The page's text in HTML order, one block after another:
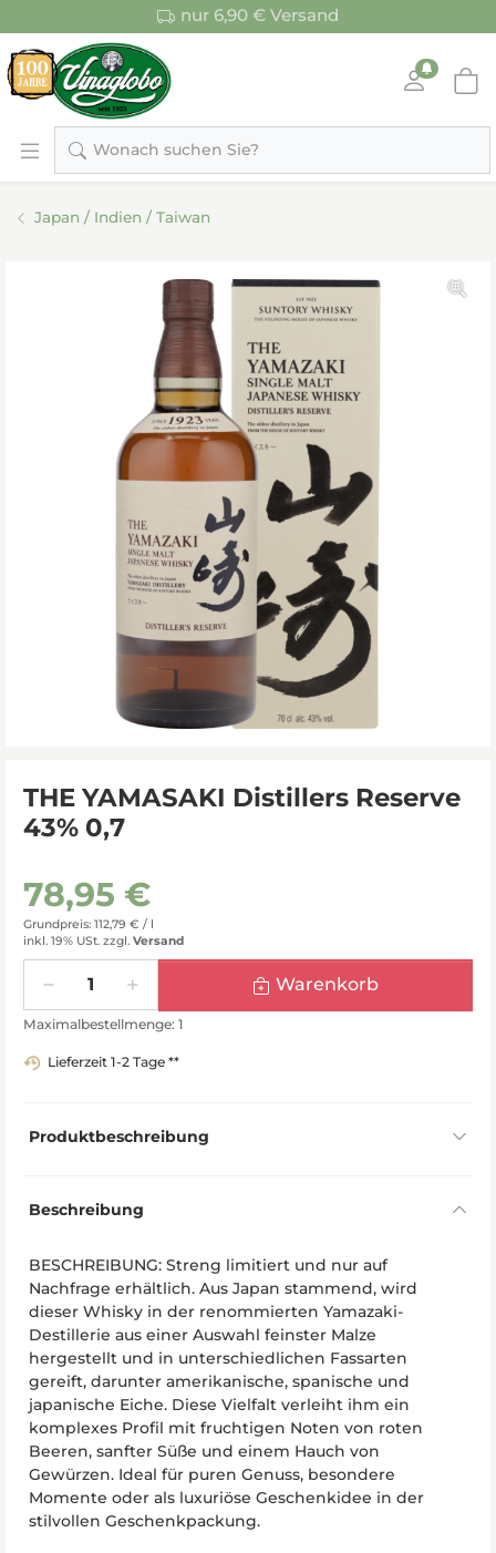
nur 6,90 € Versand
Wonach suchen Sie?
Japan / Indien / Taiwan
THE YAMASAKI Distillers Reserve
43% 0,7
78,95 €
Grundpreis: 112,79 € / l
inkl. 19% USt. zzgl. Versand
Warenkorb
Maximalbestellmenge: 1
Lieferzeit 1-2 Tage **
Produktbeschreibung
Beschreibung
BESCHREIBUNG: Streng limitiert und nur auf
Nachfrage erhältlich. Aus Japan stammend, wird
dieser Whisky in der renommierten Yamazaki-
Destillerie aus einer Auswahl feinster Malze
hergestellt und in unterschiedlichen Fassarten
gereift, darunter amerikanische, spanische und
japanische Eiche. Diese Vielfalt verleiht ihm ein
komplexes Profil mit fruchtigen Noten von roten
Beeren, sanfter Süße und einem Hauch von
Gewürzen. Ideal für puren Genuss, besondere
Momente oder als luxuriöse Geschenkidee in der
stilvollen Geschenkpackung.